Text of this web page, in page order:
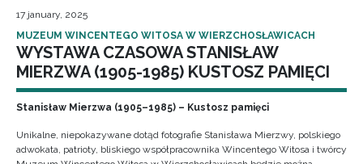
17 january, 2025
MUZEUM WINCENTEGO WITOSA W WIERZCHOSŁAWICACH
WYSTAWA CZASOWA STANISŁAW
MIERZWA (1905-1985) KUSTOSZ PAMIĘCI
Stanisław Mierzwa (1905–1985) – Kustosz pamięci
Unikalne, niepokazywane dotąd fotografie Stanisława Mierzwy, polskiego
adwokata, patrioty, bliskiego współpracownika Wincentego Witosa i twórcy